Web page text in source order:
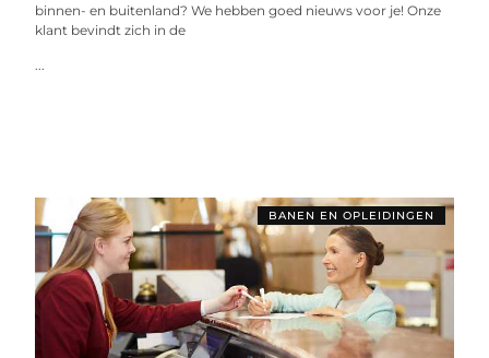
binnen- en buitenland? We hebben goed nieuws voor je! Onze
klant bevindt zich in de
...
BANEN EN OPLEIDINGEN